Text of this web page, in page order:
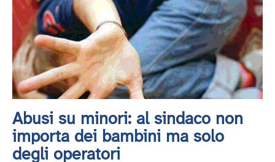
Abusi su minori: al sindaco non
importa dei bambini ma solo
degli operatori